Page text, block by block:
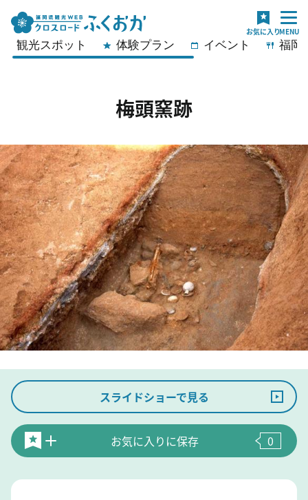
観光スポット 体験プラン イベント 福岡
梅頭窯跡
スライドショーで見る
お気に入りに保存 0